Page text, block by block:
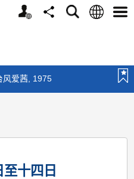
个
分
搜
语
选
风爱茜, 1975
十四日